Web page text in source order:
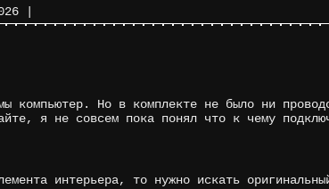
компьютер. Но в комплекте не было ни
я не совсем пока понял что к чему
интерьера, то нужно искать